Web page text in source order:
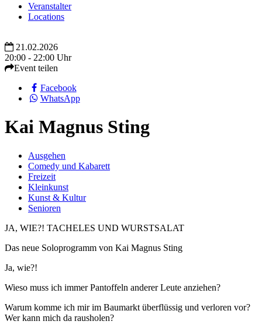
Veranstalter
Locations
21.02.2026
20:00 - 22:00 Uhr
Event teilen
Facebook
WhatsApp
Kai Magnus Sting
Ausgehen
Comedy und Kabarett
Freizeit
Kleinkunst
Kunst & Kultur
Senioren
JA, WIE?! TACHELES UND WURSTSALAT
Das neue Soloprogramm von Kai Magnus Sting
Ja, wie?!
Wieso muss ich immer Pantoffeln anderer Leute anziehen?
Warum komme ich mir im Baumarkt überflüssig und verloren vor?
Wer kann mich da rausholen?